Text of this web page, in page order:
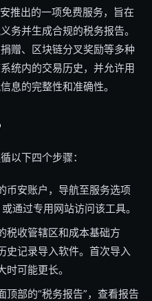
推出的一项免费服务，旨在
务并生成合规的税务报告。
赠、区块链分叉奖励等多种
统内的交易历史，并允许用
息的完整性和准确性。
以下四个步骤：
币安账户，导航至服务选项
通过专用网站访问该工具。
税收管辖区和成本基础方
史记录导入软件。首次导入
可能更长。
顶部的“税务报告”，查看报告